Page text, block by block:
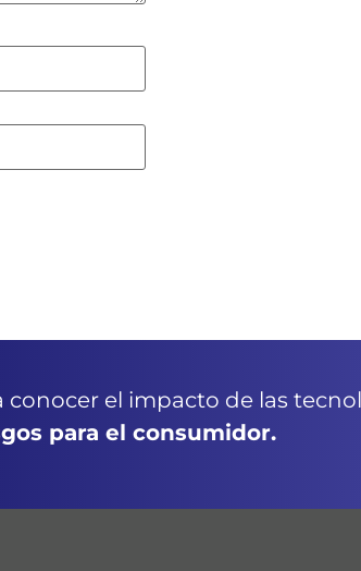
conocer el impacto de las
para el consumidor.